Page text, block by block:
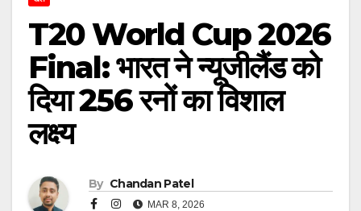
T20 World Cup 2026
Final: भारत ने न्यूजीलैंड को
दिया 256 रनों का विशाल
लक्ष्य
By Chandan Patel
MAR 8, 2026